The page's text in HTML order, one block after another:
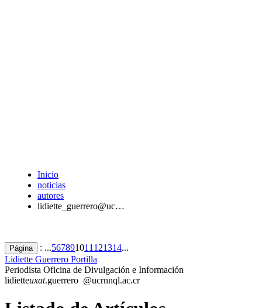
Inicio
noticias
autores
lidiette_guerrero@uc…
Página : ...567891011 121314...
Lidiette Guerrero Portilla
Periodista Oficina de Divulgación e Información
lidietteuxat.guerrero @ucrnnql.ac.cr